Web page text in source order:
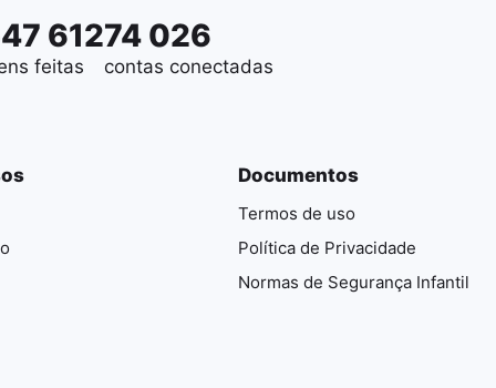
612
feitas
74 026
contas conectadas
Documentos
Termos de uso
Política de Privacidade
Normas de Segurança Infantil